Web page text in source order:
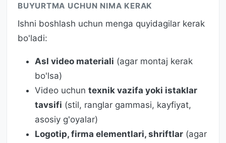
BUYURTMA UCHUN NIMA KERAK
Ishni boshlash uchun menga quyidagilar kerak
bo'ladi:
Asl video materiali (agar montaj kerak
bo'lsa)
Video uchun texnik vazifa yoki istaklar
tavsifi (stil, ranglar gammasi, kayfiyat,
asosiy g'oyalar)
Logotip, firma elementlari, shriftlar (agar